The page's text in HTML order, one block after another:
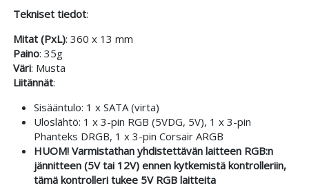
Tekniset tiedot:
Mitat (PxL): 360 x 13 mm
Paino: 35g
Väri: Musta
Liitännät:
Sisääntulo: 1 x SATA (virta)
Uloslähtö: 1 x 3-pin RGB (5VDG, 5V), 1 x 3-pin
Phanteks DRGB, 1 x 3-pin Corsair ARGB
HUOM! Varmistathan yhdistettävän laitteen RGB:n
jännitteen (5V tai 12V) ennen kytkemistä kontrolleriin,
tämä kontrolleri tukee 5V RGB laitteita